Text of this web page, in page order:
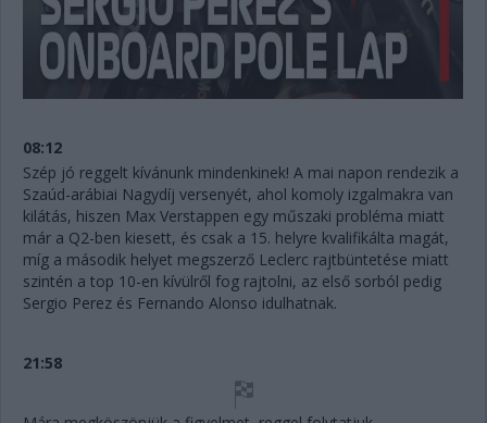
08:12
Szép jó reggelt kívánunk mindenkinek! A mai napon rendezik a
Szaúd-arábiai Nagydíj versenyét, ahol komoly izgalmakra van
kilátás, hiszen Max Verstappen egy műszaki probléma miatt
már a Q2-ben kiesett, és csak a 15. helyre kvalifikálta magát,
míg a második helyet megszerző Leclerc rajtbüntetése miatt
szintén a top 10-en kívülről fog rajtolni, az első sorból pedig
Sergio Perez és Fernando Alonso idulhatnak.
21:58